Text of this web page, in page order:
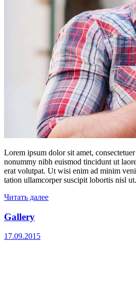
Lorem ipsum dolor sit amet,
nonummy nibh euismod tincidunt ut
erat volutpat. Ut wisi enim ad minim
tation ullamcorper suscipit lobortis nisl
Читать далее
Gallery
17.09.2015